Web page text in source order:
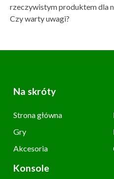
rzeczywistym produktem dla
Czy warty uwagi?
Na skróty
Strona główna
Gry
Akcesoria
Konsole